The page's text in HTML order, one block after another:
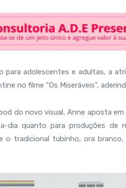
para adolescentes e adultas, a
no filme "Os Miseráveis",
do novo visual, Anne aposta
dia quanto para produções de
o tradicional tubinho, ora